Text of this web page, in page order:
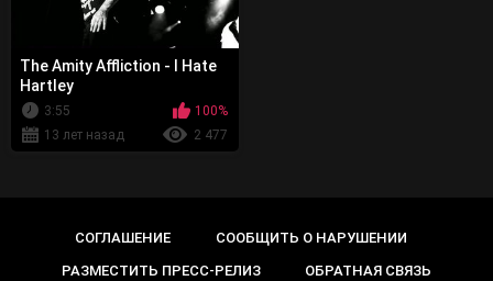
The Amity Affliction - I Hate
Hartley
3:55
100%
13 лет назад
2 477
СОГЛАШЕНИЕ
СООБЩИТЬ О НАРУШЕНИИ
РАЗМЕСТИТЬ ПРЕСС-РЕЛИЗ
ОБРАТНАЯ СВЯЗЬ